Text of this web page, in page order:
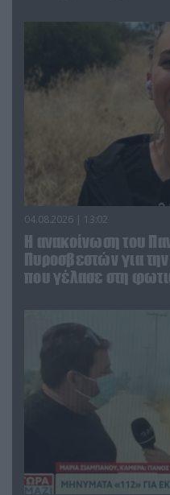
04.08.2026 | 13:02
Η ανακοίνωση του
Πυροσβεστών για
που γέλασε στη